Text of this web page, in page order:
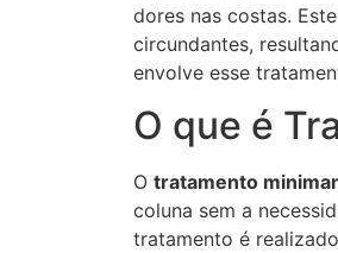
dores nas costas.
circundantes,
envolve esse
O que é
O tratamento
coluna sem a
tratamento é